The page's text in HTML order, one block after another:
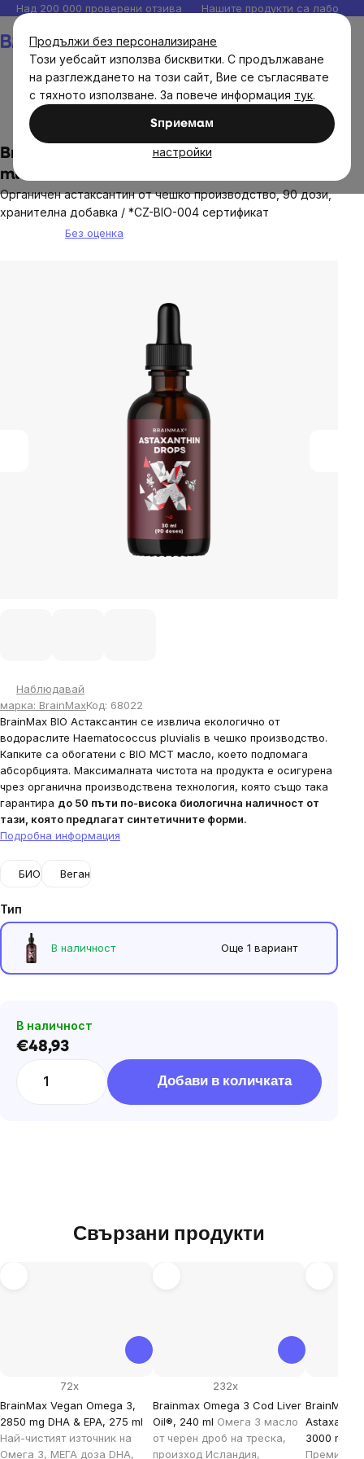
Продължи без персонализиране
Този уебсайт използва бисквитки. С продължаване
на разглеждането на този сайт, Вие се съгласявате
с тяхното използване. За повече информация тук.
Sпpиeмaм
настройки
Прескочи
към
съдържанието
Над 200 000 проверени отзива Нашите продукти са
Brainmax хранителни добавки
BrainMax Astaxanthin drops BIO, 8 mg, 30
ml
Органичен астаксантин от чешко производство, 90 дози,
хранителна добавка / *CZ-BIO-004 сертификат
Без оценка
Наблюдавай
марка: BrainMaxКод: 68022
BrainMax BIO Астаксантин се извлича екологично от
водораслите Haematococcus pluvialis в чешко производство.
Капките са обогатени с BIO MCT масло, което подпомага
абсорбцията. Максималната чистота на продукта е осигурена
чрез органична производствена технология, която също така
гарантира до 50 пъти по-висока биологична наличност от
тази, която предлагат синтетичните форми.
Подробна информация
БИО Веган
Тип
В наличност Още 1 вариант
В наличност
€48,93Цена
Добави в количката
Свързани продукти
BrainMax Vegan Omega 3,
2850 mg DHA & EPA, 275 ml
Най-чистият източник на
Омега 3, МЕГА доза DHA,
72x
Brainmax Omega 3 Cod Liver
Oil®, 240 ml Омега 3 масло
от черен дроб на треска,
произход Исландия,
232x
BrainMax
3000 mg
Премиум